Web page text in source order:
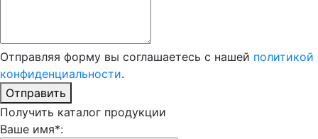
Отправляя форму вы соглашаетесь с нашей политикой
конфиденциальности.
Отправить
Получить каталог продукции
Ваше имя*: